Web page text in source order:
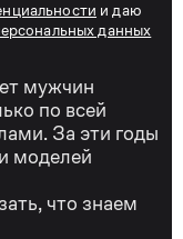
и даю
данных
мужчин
по всей
За эти годы
моделей
что знаем